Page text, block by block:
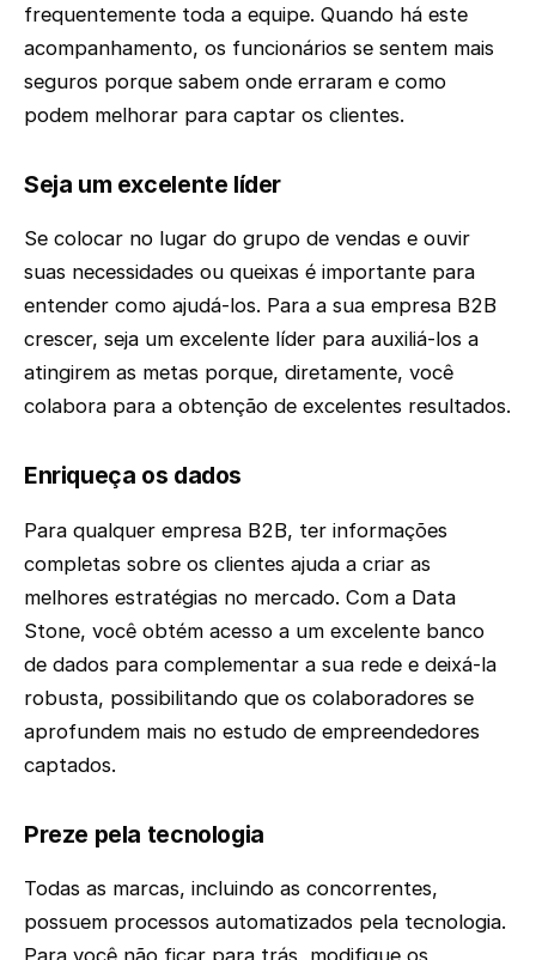
frequentemente toda a equipe. Quando há este
acompanhamento, os funcionários se sentem mais
seguros porque sabem onde erraram e como
podem melhorar para captar os clientes.
Seja um excelente líder
Se colocar no lugar do grupo de vendas e ouvir
suas necessidades ou queixas é importante para
entender como ajudá-los. Para a sua empresa B2B
crescer, seja um excelente líder para auxiliá-los a
atingirem as metas porque, diretamente, você
colabora para a obtenção de excelentes resultados.
Enriqueça os dados
Para qualquer empresa B2B, ter informações
completas sobre os clientes ajuda a criar as
melhores estratégias no mercado. Com a Data
Stone, você obtém acesso a um excelente banco
de dados para complementar a sua rede e deixá-la
robusta, possibilitando que os colaboradores se
aprofundem mais no estudo de empreendedores
captados.
Preze pela tecnologia
Todas as marcas, incluindo as concorrentes,
possuem processos automatizados pela tecnologia.